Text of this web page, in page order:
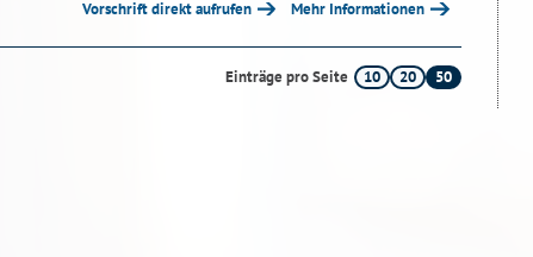
Vorschrift direkt aufrufen Mehr Informationen
Einträge pro Seite 10 20 50